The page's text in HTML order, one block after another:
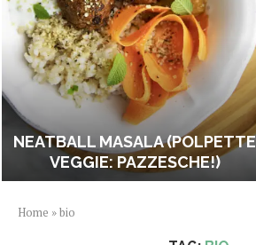
NEATBALL MASALA (POLPETTE
VEGGIE: PAZZESCHE!)
Home »bio